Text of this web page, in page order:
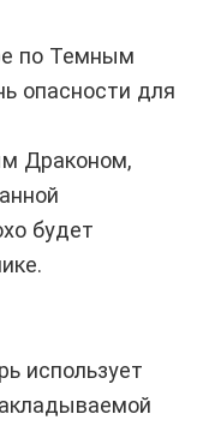
по Темным
опасности для
Драконом,
будет
использует